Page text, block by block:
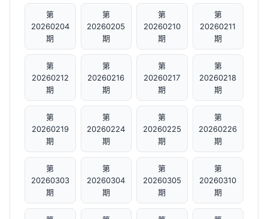
第
20260204
期
第
20260205
期
第
20260210
期
第
20260211
期
第
20260212
期
第
20260216
期
第
20260217
期
第
20260218
期
第
20260219
期
第
20260224
期
第
20260225
期
第
20260226
期
第
20260303
期
第
20260304
期
第
20260305
期
第
20260310
期